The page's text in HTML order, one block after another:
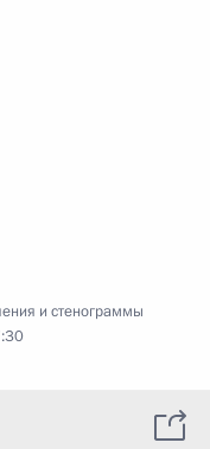
и стенограммы